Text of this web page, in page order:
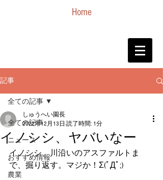
Home
記事
全ての記事
ニュース
おすすめ情報
農業
全ての記事
イノシシ、ヤバいなー
しゅうへい園長
2022年12月13日 読了時間: 1分
イノシシ、川沿いのアスファルトま
で、掘り返す。マジか！Σ(ﾟДﾟ;)